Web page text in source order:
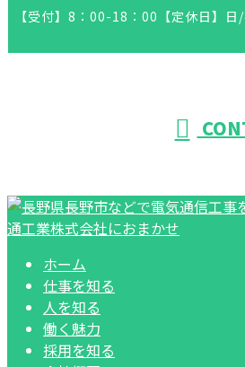
【受付】8：00-18：00【定休日】日
ホーム
仕事を知る
人を知る
働く魅力
採用を知る